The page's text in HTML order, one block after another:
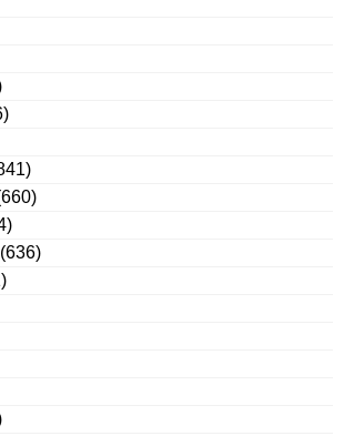
(636)